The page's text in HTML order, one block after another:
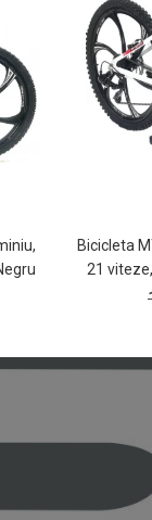
Bicicleta
21